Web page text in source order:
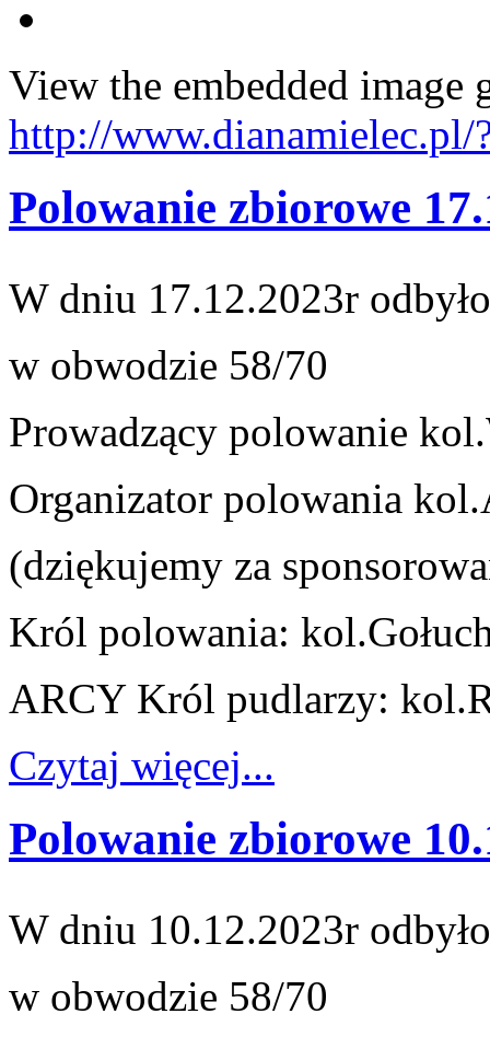
View the embedded image
http://www.dianamielec.pl/
Polowanie zbiorowe
W dniu 17.12.2023r
w obwodzie 58/70
Prowadzący polowanie
Organizator polowania
(dziękujemy za
Król polowania: kol.
ARCY Król pudlarzy: kol.
Czytaj więcej...
Polowanie zbiorowe
W dniu 10.12.2023r
w obwodzie 58/70